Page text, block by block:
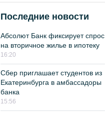
Последние новости
Абсолют Банк фиксирует спрос
на вторичное жилье в ипотеку
16:20
Сбер приглашает студентов из
Екатеринбурга в амбассадоры
банка
15:56